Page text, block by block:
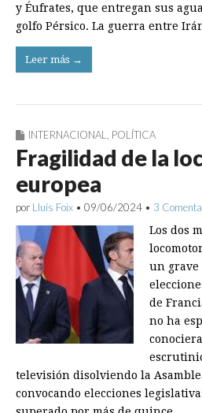
y Éufrates, que entregan sus
golfo Pérsico. La guerra entre
Leer más →
INTERNACIONAL POLÍTICA
Fragilidad de la
europea
por Lluís Foix • 09/06/2024 • 3
Los dos
un grave
de
no ha
televisión disolviendo la
convocando elecciones